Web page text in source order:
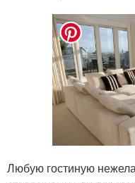
Любую гостиную